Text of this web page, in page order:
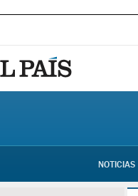
NOTICIAS